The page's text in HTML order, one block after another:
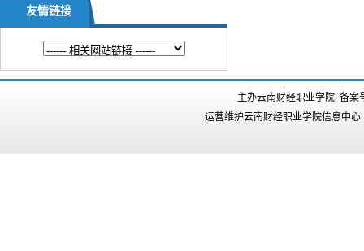
友情链接
主办云南财经职业学院 备案
运营维护云南财经职业学院信息中